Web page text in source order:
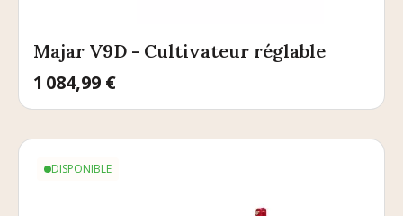
Majar V9D - Cultivateur réglable
Prix
1 084,99 €
DISPONIBLE